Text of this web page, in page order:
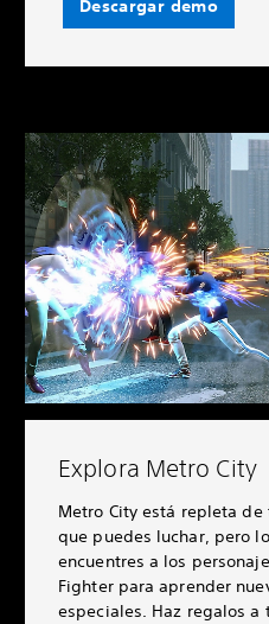
Descargar demo
Explora Metro City
Metro City está repleta
que puedes luchar, pero
encuentres a los
Fighter para aprender
especiales. Haz regalos a